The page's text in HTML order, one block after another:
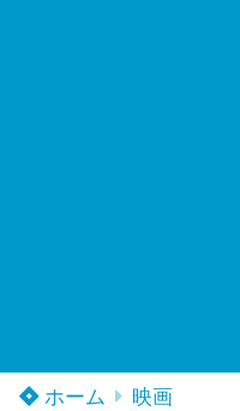
ホーム 映画